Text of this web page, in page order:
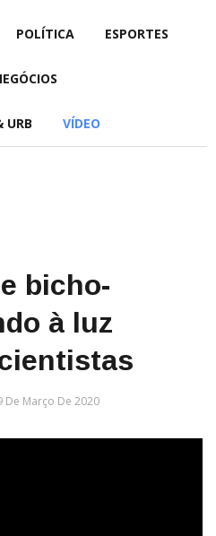
POLÍTICA ESPORTES
URB VÍDEO
bicho-
à luz
De Março De 2020